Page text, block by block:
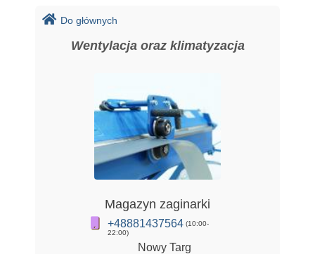
Do głównych
Wentylacja oraz klimatyzacja
Magazyn zaginarki
+48881437564 (10:00-
22:00)
Nowy Targ